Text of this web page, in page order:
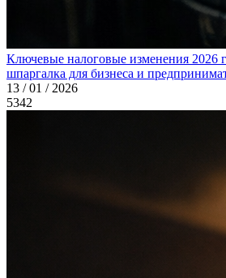
Ключевые налоговые изменения 2026
шпаргалка для бизнеса и
13 / 01 / 2026
5342